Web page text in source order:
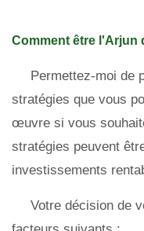
Comment être l'Arjun
Permettez-moi de
stratégies que vous
œuvre si vous
stratégies peuvent
investissements
Votre décision de